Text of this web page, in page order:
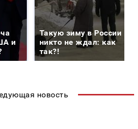
и
Такую зиму в России
никто не ждал: как
так?!
новость